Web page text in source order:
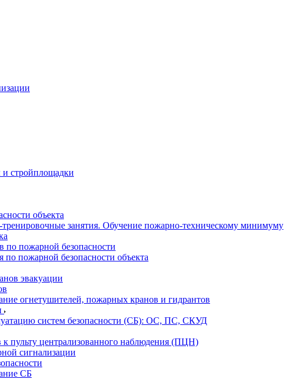
и стройплощадки
объекта
занятия. Обучение пожарно-техническому минимуму
по пожарной безопасности
по пожарной безопасности объекта
эвакуации
огнетушителей, пожарных кранов и гидрантов
систем безопасности (СБ): ОС, ПС, СКУД
пульту централизованного наблюдения (ПЦН)
сигнализации
СБ